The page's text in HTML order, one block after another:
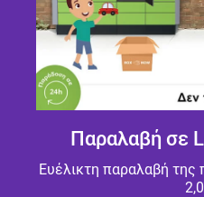
Παραλαβή σε
Ευέλικτη παραλαβή της